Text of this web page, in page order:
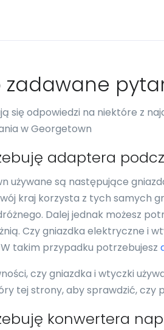
zadawane
się odpowiedzi na niektóre z
w Georgetown
adaptera
używane są następujące
kraj korzysta z tych samych
Dalej jednak możesz
Czy gniazdka elektryczne i
takim przypadku potrzebujesz
czy gniazdka i wtyczki
tej strony, aby sprawdzić, czy
konwertera